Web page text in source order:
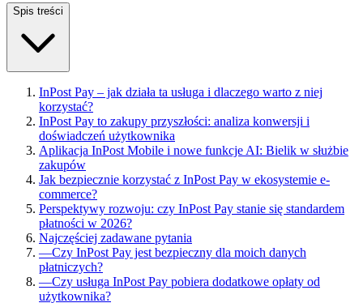
Spis treści
InPost Pay – jak działa ta usługa i dlaczego warto z niej
korzystać?
InPost Pay to zakupy przyszłości: analiza konwersji i
doświadczeń użytkownika
Aplikacja InPost Mobile i nowe funkcje AI: Bielik w służbie
zakupów
Jak bezpiecznie korzystać z InPost Pay w ekosystemie e-
commerce?
Perspektywy rozwoju: czy InPost Pay stanie się standardem
płatności w 2026?
Najczęściej zadawane pytania
—Czy InPost Pay jest bezpieczny dla moich danych
płatniczych?
—Czy usługa InPost Pay pobiera dodatkowe opłaty od
użytkownika?